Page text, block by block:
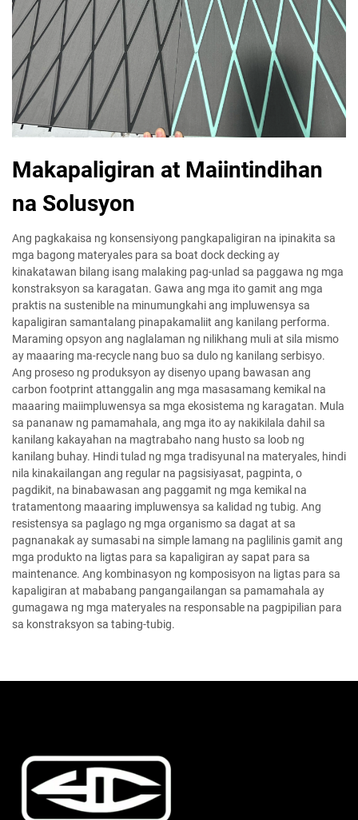
Makapaligiran at Maiintindihan
na Solusyon
Ang pagkakaisa ng konsensiyong pangkapaligiran na ipinakita sa
mga bagong materyales para sa boat dock decking ay
kinakatawan bilang isang malaking pag-unlad sa paggawa ng mga
konstraksyon sa karagatan. Gawa ang mga ito gamit ang mga
praktis na sustenible na minumungkahi ang impluwensya sa
kapaligiran samantalang pinapakamaliit ang kanilang performa.
Maraming opsyon ang naglalaman ng nilikhang muli at sila mismo
ay maaaring ma-recycle nang buo sa dulo ng kanilang serbisyo.
Ang proseso ng produksyon ay disenyo upang bawasan ang
carbon footprint attanggalin ang mga masasamang kemikal na
maaaring maiimpluwensya sa mga ekosistema ng karagatan. Mula
sa pananaw ng pamamahala, ang mga ito ay nakikilala dahil sa
kanilang kakayahan na magtrabaho nang husto sa loob ng
kanilang buhay. Hindi tulad ng mga tradisyunal na materyales, hindi
nila kinakailangan ang regular na pagsisiyasat, pagpinta, o
pagdikit, na binabawasan ang paggamit ng mga kemikal na
tratamentong maaaring impluwensya sa kalidad ng tubig. Ang
resistensya sa paglago ng mga organismo sa dagat at sa
pagnanakak ay sumasabi na simple lamang na paglilinis gamit ang
mga produkto na ligtas para sa kapaligiran ay sapat para sa
maintenance. Ang kombinasyon ng komposisyon na ligtas para sa
kapaligiran at mababang pangangailangan sa pamamahala ay
gumagawa ng mga materyales na responsable na pagpipilian para
sa konstraksyon sa tabing-tubig.